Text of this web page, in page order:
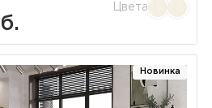
Цвета
Новинка